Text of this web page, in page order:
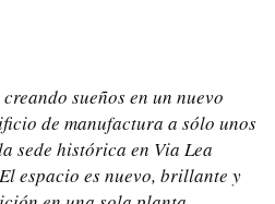
sueños en un nuevo
de manufactura a sólo unos
sede histórica en Via Lea
espacio es nuevo, brillante y